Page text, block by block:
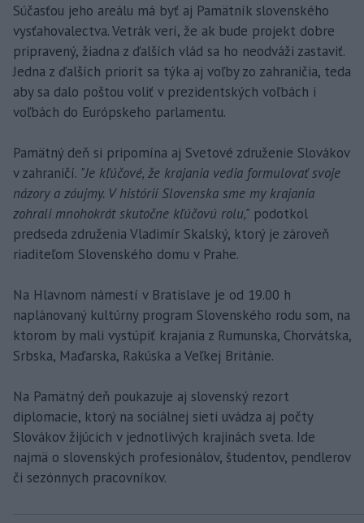
Súčasťou jeho areálu má byť aj Pamätník slovenského
vysťahovalectva. Vetrák verí, že ak bude projekt dobre
pripravený, žiadna z ďalších vlád sa ho neodváži zastaviť.
Jedna z ďalších priorít sa týka aj voľby zo zahraničia, teda
aby sa dalo poštou voliť v prezidentských voľbách i
voľbách do Európskeho parlamentu.
Pamätný deň si pripomína aj Svetové združenie Slovákov
v zahraničí. "Je kľúčové, že krajania vedia formulovať svoje
názory a záujmy. V histórii Slovenska sme my krajania
zohrali mnohokrát skutočne kľúčovú rolu," podotkol
predseda združenia Vladimír Skalský, ktorý je zároveň
riaditeľom Slovenského domu v Prahe.
Na Hlavnom námestí v Bratislave je od 19.00 h
naplánovaný kultúrny program Slovenského rodu som, na
ktorom by mali vystúpiť krajania z Rumunska, Chorvátska,
Srbska, Maďarska, Rakúska a Veľkej Británie.
Na Pamätný deň poukazuje aj slovenský rezort
diplomacie, ktorý na sociálnej sieti uvádza aj počty
Slovákov žijúcich v jednotlivých krajinách sveta. Ide
najmä o slovenských profesionálov, študentov, pendlerov
či sezónnych pracovníkov.